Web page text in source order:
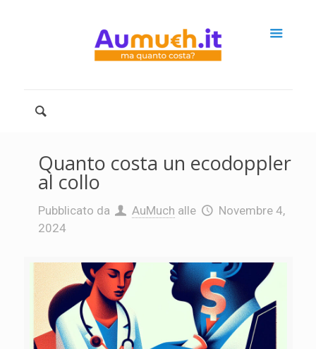
Quanto costa un ecodoppler
al collo
Pubblicato da AuMuch alle
Novembre 4,
2024